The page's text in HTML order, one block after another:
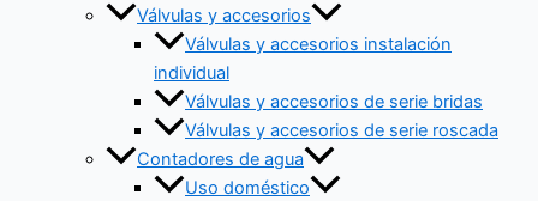
Válvulas y accesorios
Válvulas y accesorios instalación
individual
Válvulas y accesorios de serie bridas
Válvulas y accesorios de serie roscada
Contadores de agua
Uso doméstico